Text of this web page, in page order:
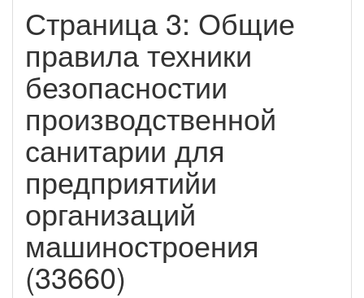
Страница 3: Общие
правила техники
безопасностии
производственной
санитарии для
предприятийи
организаций
машиностроения
(33660)